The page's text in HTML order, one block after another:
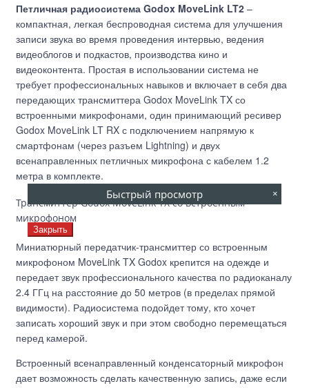
Петличная радиосистема Godox MoveLink LT2 –
компактная, легкая беспроводная система для улучшения
записи звука во время проведения интервью, ведения
видеоблогов и подкастов, производства кино и
видеоконтента. Простая в использовании система не
требует профессиональных навыков и включает в себя два
передающих трансмиттера Godox MoveLink TX со
встроенными микрофонами, один принимающий ресивер
Godox MoveLink LT RX с подключением напрямую к
смартфонам (через разъем Lightning) и двух
всенаправленных петличных микрофона с кабелем 1.2
метра в комплекте.
Трансмиттер Godox MoveLink TX со встроенным
микрофоном
Миниатюрный передатчик-трансмиттер со встроенным
микрофоном MoveLink TX Godox крепится на одежде и
передает звук профессионального качества по радиоканалу
2.4 ГГц на расстояние до 50 метров (в пределах прямой
видимости). Радиосистема подойдет тому, кто хочет
записать хороший звук и при этом свободно перемещаться
перед камерой.
Встроенный всенаправленный конденсаторный микрофон
дает возможность сделать качественную запись, даже если
Быстрый просмотр ×
Закрыть